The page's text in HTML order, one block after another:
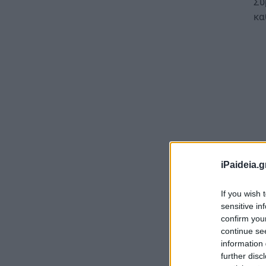
If you wish
sensitive
confirm
continue
information
further